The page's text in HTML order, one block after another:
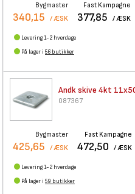
Bygmaster
340,15 / ÆSK
Fast Kampagne
377,85 / ÆSK
Levering 1-2 hverdage
På lager i 56 butikker
Andk skive 4kt
087367
Bygmaster
425,65 / ÆSK
Fast Kampagne
472,50 / ÆSK
Levering 1-2 hverdage
På lager i 59 butikker